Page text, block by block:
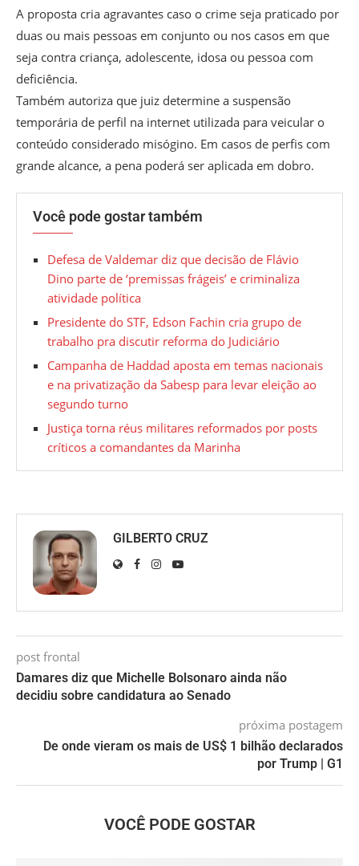
A proposta cria agravantes caso o crime seja praticado por
duas ou mais pessoas em conjunto ou nos casos em que
seja contra criança, adolescente, idosa ou pessoa com
deficiência.
Também autoriza que juiz determine a suspensão
temporária de perfil na internet utilizada para veicular o
conteúdo considerado misógino. Em casos de perfis com
grande alcance, a pena poderá ser aplicada em dobro.
Você pode gostar também
Defesa de Valdemar diz que decisão de Flávio
Dino parte de ‘premissas frágeis’ e criminaliza
atividade política
Presidente do STF, Edson Fachin cria grupo de
trabalho pra discutir reforma do Judiciário
Campanha de Haddad aposta em temas nacionais
e na privatização da Sabesp para levar eleição ao
segundo turno
Justiça torna réus militares reformados por posts
críticos a comandantes da Marinha
GILBERTO CRUZ
post frontal
Damares diz que Michelle Bolsonaro ainda não
decidiu sobre candidatura ao Senado
próxima postagem
De onde vieram os mais de US$ 1 bilhão declarados
por Trump | G1
VOCÊ PODE GOSTAR